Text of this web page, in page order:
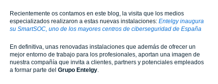
Recientemente os contamos en este blog, la visita que los medios
especializados realizaron a estas nuevas instalaciones: Entelgy inaugura
su SmartSOC, uno de los mayores centros de ciberseguridad de España
En definitiva, unas renovadas instalaciones que además de ofrecer un
mejor entorno de trabajo para los profesionales, aportan una imagen de
nuestra compañía que invita a clientes, partners y potenciales empleados
a formar parte del Grupo Entelgy.